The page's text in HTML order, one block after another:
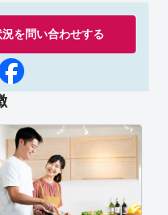
況を問い合わせする